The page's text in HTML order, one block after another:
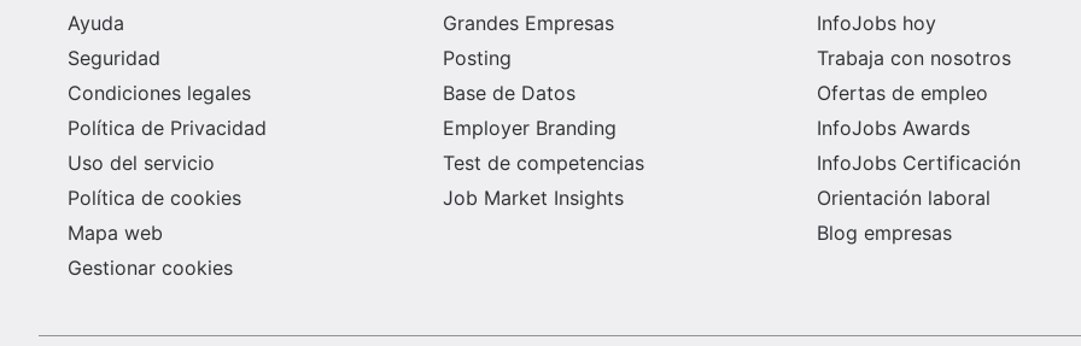
Ayuda
Seguridad
Condiciones legales
Política de Privacidad
Uso del servicio
Política de cookies
Mapa web
Gestionar cookies
Grandes Empresas
Posting
Base de Datos
Employer Branding
Test de competencias
Job Market Insights
InfoJobs hoy
Trabaja con nosotros
Ofertas de empleo
InfoJobs Awards
InfoJobs Certificación
Orientación laboral
Blog empresas